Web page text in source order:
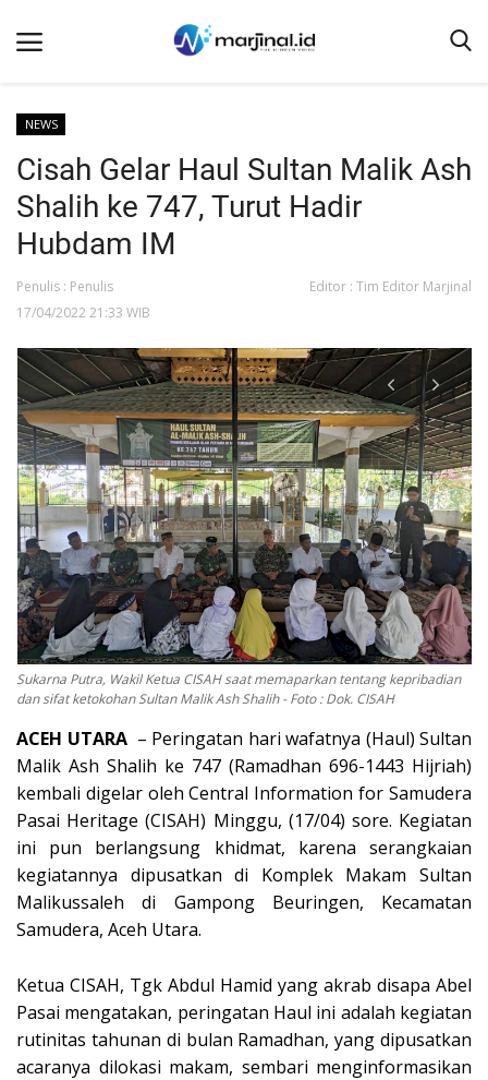
Beranda
NEWS
Redaksi
EDUKASI
LINTAS DESA
WISATA
LENSA
ADVETORIAL
OPINI
Kontak
GALERI
Ketentuan dan Layanan
Pedoman Media Siber
Alamat Kami
Tentang Kami
Login
Daftar
NEWS
Cisah Gelar Haul Sultan Malik Ash
Shalih ke 747, Turut Hadir
Hubdam IM
Penulis : Penulis
Editor : Tim Editor Marjinal
17/04/2022 21:33 WIB
Sukarna Putra, Wakil Ketua CISAH saat memaparkan tentang kepribadian
dan sifat ketokohan Sultan Malik Ash Shalih - Foto : Dok. CISAH
ACEH UTARA – Peringatan hari wafatnya (Haul) Sultan
Malik Ash Shalih ke 747 (Ramadhan 696-1443 Hijriah)
kembali digelar oleh Central Information for Samudera
Pasai Heritage (CISAH) Minggu, (17/04) sore. Kegiatan
ini pun berlangsung khidmat, karena serangkaian
kegiatannya dipusatkan di Komplek Makam Sultan
Malikussaleh di Gampong Beuringen, Kecamatan
Samudera, Aceh Utara.
Ketua CISAH, Tgk Abdul Hamid yang akrab disapa Abel
Pasai mengatakan, peringatan Haul ini adalah kegiatan
rutinitas tahunan di bulan Ramadhan, yang dipusatkan
acaranya dilokasi makam, sembari menginformasikan